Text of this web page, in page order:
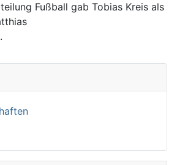
Fußball gab Tobias Kreis als